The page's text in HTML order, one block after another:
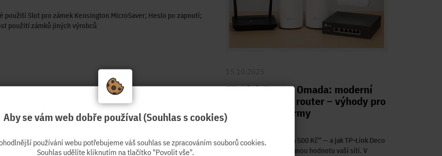
použití Slot pro zámek Kensington MicroSaver; Heslo po zapnutí;
použití zámků jiných výrobců
TP-Link Deco a Omada: moderní
řešení vs levný router – výhody pro
domácnosti i firmy
Proč nestačí “router za 500 Kč” — a jak TP-Link Deco
a Omada dodávají přidanou hodnotu vaší síti. V
Aby se vám web dobře používal (Souhlas s cookies)
používání webu potřebujeme váš souhlas se zpracováním souborů cookies.
Souhlas udělíte kliknutím na tlačítko "Povolit vše".